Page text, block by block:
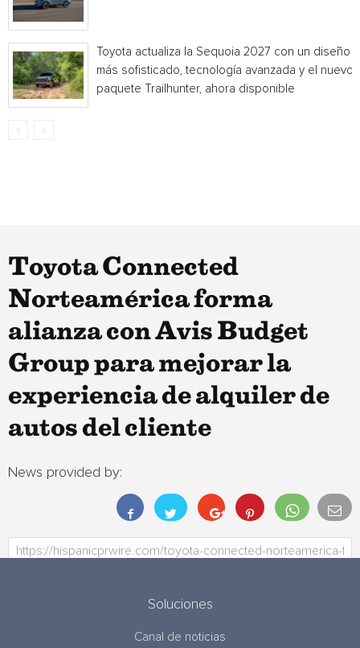
Toyota actualiza la Sequoia 2027 con un diseño
más sofisticado, tecnología avanzada y el nuevo
paquete Trailhunter, ahora disponible
Toyota Connected
Norteamérica forma
alianza con Avis Budget
Group para mejorar la
experiencia de alquiler de
autos del cliente
News provided by:
Soluciones
Canal de noticias